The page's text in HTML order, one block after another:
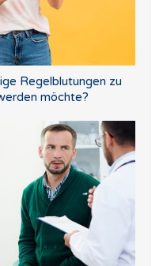
Regelblutungen zu
möchte?